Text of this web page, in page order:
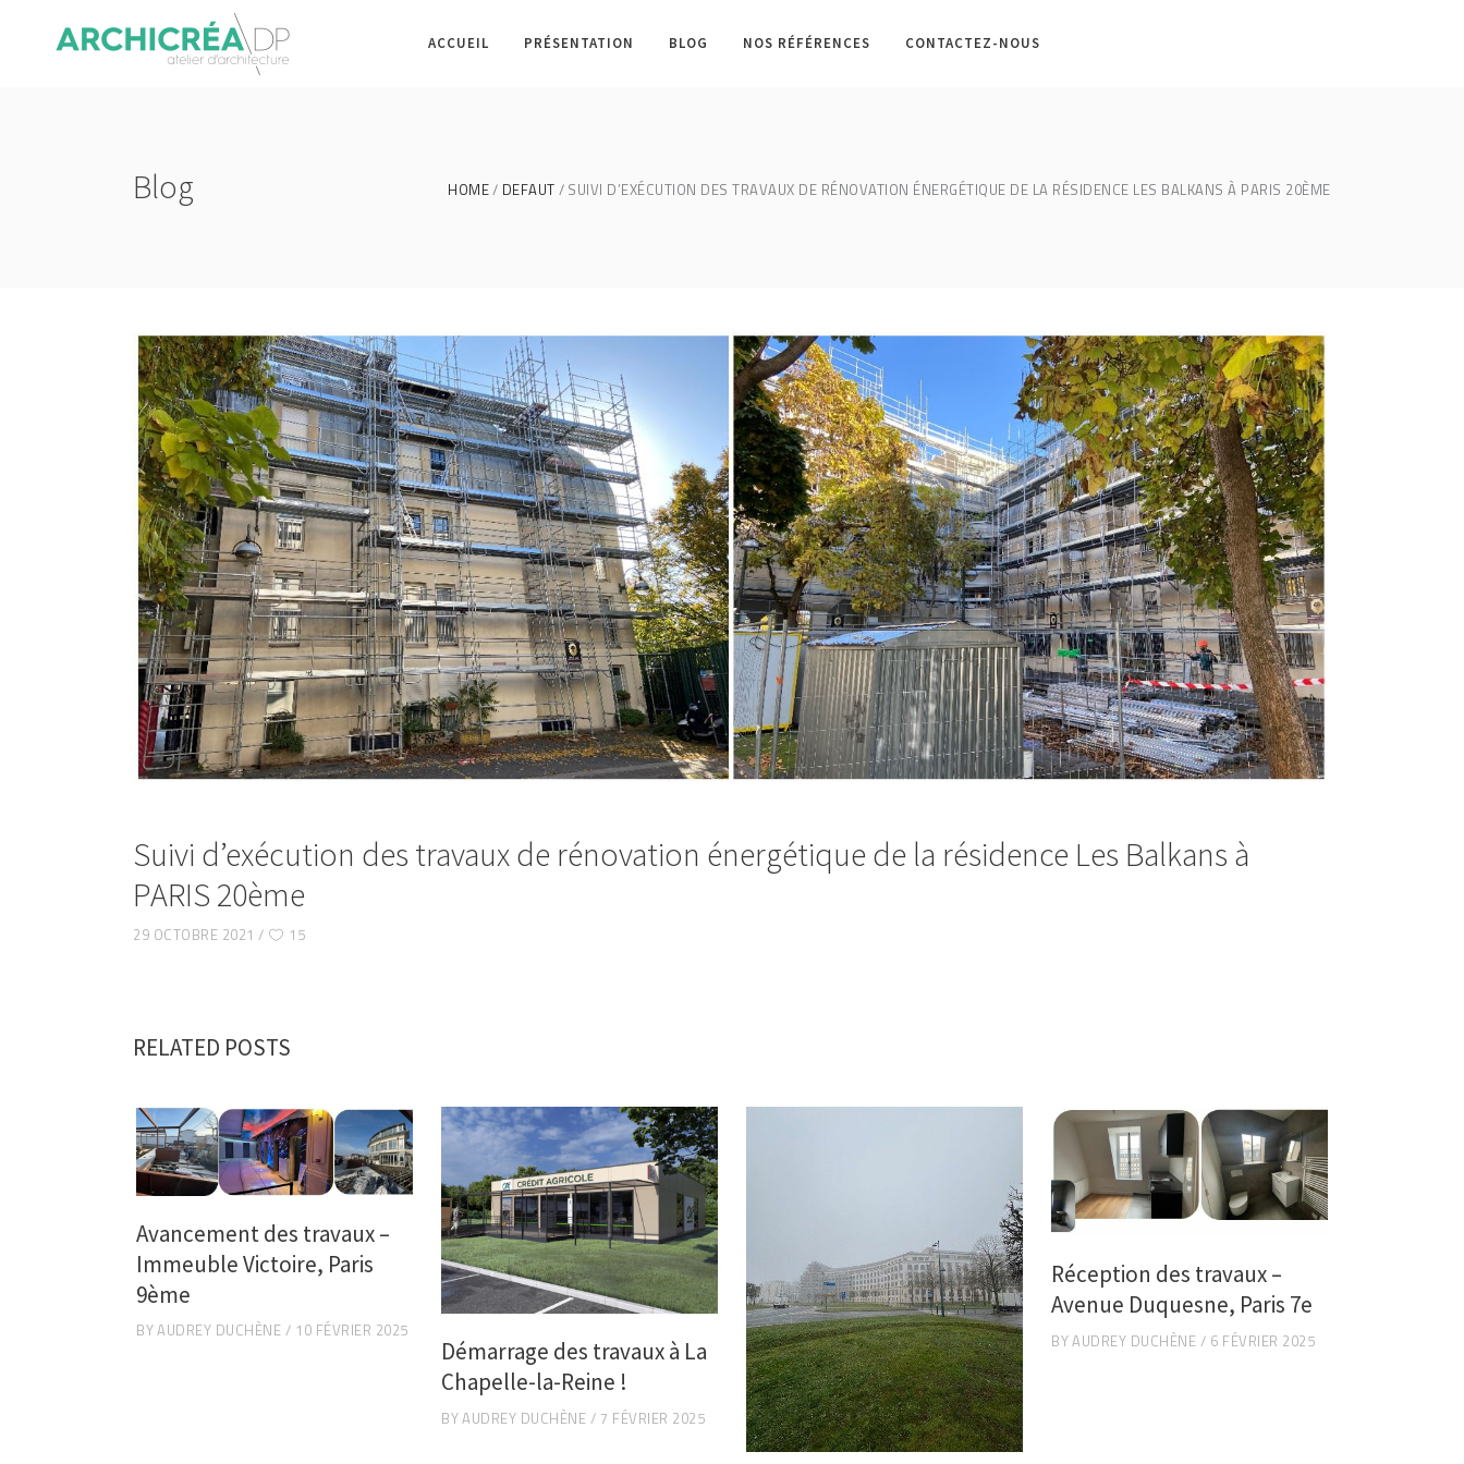
ACCUEIL PRÉSENTATION BLOG NOS RÉFÉRENCES CONTACTEZ-NOUS
Blog HOME DEFAUT SUIVI D’EXÉCUTION DES TRAVAUX DE RÉNOVATION ÉNERGÉTIQUE DE LA RÉSIDENCE LES BALKANS À PARIS 20ÈME
Suivi d’exécution des travaux de rénovation énergétique de la résidence Les Balkans à
PARIS 20ème
29 OCTOBRE 2021 15
RELATED POSTS
Avancement des travaux –
Immeuble Victoire, Paris
9ème
BYAUDREY DUCHÈNE 10 FÉVRIER 2025
Démarrage des travaux à La
Chapelle-la-Reine !
BYAUDREY DUCHÈNE 7 FÉVRIER 2025
Réception des travaux –
Avenue Duquesne, Paris 7e
BYAUDREY DUCHÈNE 6 FÉVRIER 2025